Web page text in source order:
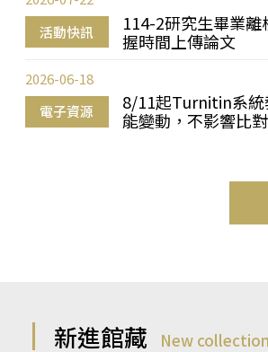
活動快訊
114-2研究生畢業
握時間上傳論文
電子資源
8/11起Turnitin系統
能變動，不影響比
2026-06-18
新進館藏 New